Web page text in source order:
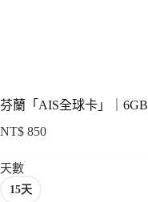
芬蘭「AIS全球卡」｜6GB
NT$ 850
天數
15天